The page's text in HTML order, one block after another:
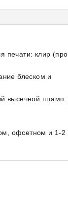
печати: клир
блеском и
высечной штамп.
офсетном и 1-2